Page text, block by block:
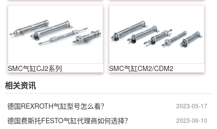
SMC气缸CJ2系列 SMC气缸CM2/CDM2
相关资讯
2023-05-17
德国REXROTH气缸型号怎么看？
2023-06-10
德国费斯托FESTO气缸代理商如何选择？